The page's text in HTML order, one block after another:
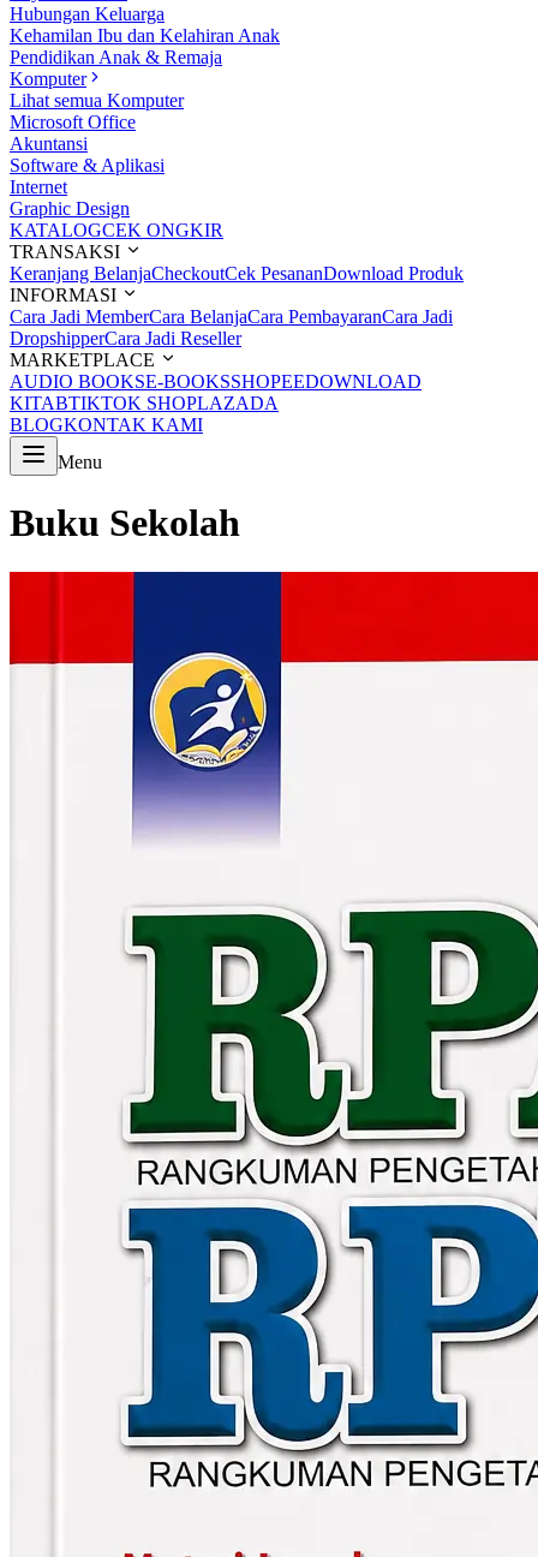
Hubungan Keluarga
Kehamilan Ibu dan Kelahiran Anak
Pendidikan Anak & Remaja
Komputer
Lihat semua Komputer
Microsoft Office
Akuntansi
Software & Aplikasi
Internet
Graphic Design
KATALOGCEK ONGKIR
TRANSAKSI
Keranjang BelanjaCheckoutCek PesananDownload Produk
INFORMASI
Cara Jadi MemberCara BelanjaCara PembayaranCara Jadi
DropshipperCara Jadi Reseller
MARKETPLACE
AUDIO BOOKSE-BOOKSSHOPEEDOWNLOAD
KITABTIKTOK SHOPLAZADA
BLOGKONTAK KAMI
Menu
Buku Sekolah